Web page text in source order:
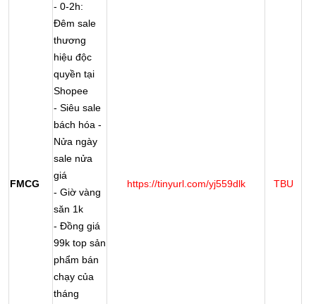
FMCG
- 0-2h:
Đêm sale
thương
hiệu độc
quyền tại
Shopee
- Siêu sale
bách hóa -
Nửa ngày
sale nửa
giá
- Giờ vàng
săn 1k
- Đồng giá
99k top sản
phẩm bán
chạy của
tháng
https://tinyurl.com/yj559dlk TBU